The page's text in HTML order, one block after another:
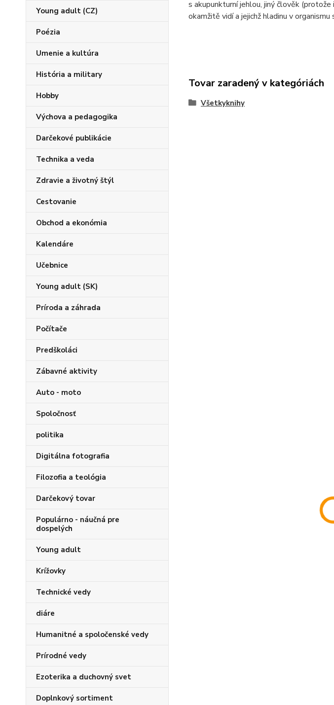
Young adult (CZ)
Poézia
Umenie a kultúra
História a military
Hobby
Výchova a pedagogika
Darčekové publikácie
Technika a veda
Zdravie a životný štýl
Cestovanie
Obchod a ekonómia
Kalendáre
Učebnice
Young adult (SK)
Príroda a záhrada
Počítače
Predškoláci
Zábavné aktivity
Auto - moto
Spoločnosť
politika
Digitálna fotografia
Filozofia a teológia
Darčekový tovar
Populárno - náučná pre
dospelých
Young adult
Krížovky
Technické vedy
diáre
Humanitné a spoločenské vedy
Prírodné vedy
Ezoterika a duchovný svet
Doplnkový sortiment
s akupunkturní jehlou, jiný člověk
okamžitě vidí a jejichž hladinu v
Tovar zaradený v kategóriách
Všetkyknihy